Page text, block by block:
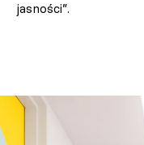
jasności”.